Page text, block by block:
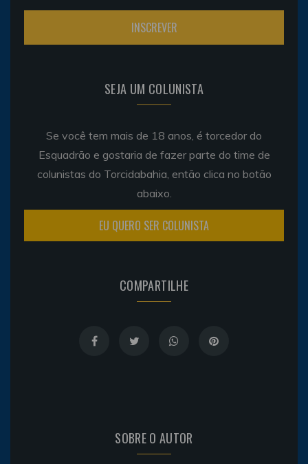
SEJA UM COLUNISTA
Se você tem mais de 18 anos, é torcedor do
Esquadrão e gostaria de fazer parte do time de
colunistas do Torcidabahia, então clica no botão
abaixo.
EU QUERO SER COLUNISTA
COMPARTILHE
SOBRE O AUTOR